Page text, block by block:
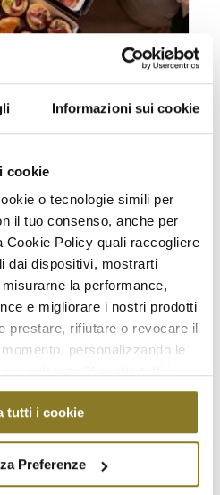
Informazioni sui cookie
cookie
o tecnologie simili per
il tuo consenso, anche per
Cookie Policy quali raccogliere
dai dispositivi, mostrarti
la performance,
e migliorare i nostri prodotti
prestare, rifiutare o revocare il
personalizzando le
tali tecnologie per tutte le
sul pulsante "Accetta cookie
dei soli cookie tecnici.
tutti i cookie
Preferenze
persone
opzioni